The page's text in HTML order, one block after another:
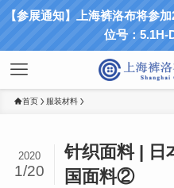
【参展通知】上海裤洛布将参
位号：5.1H-
首页 服装材料
针织面料 | 日
国面料②
2020
1/20